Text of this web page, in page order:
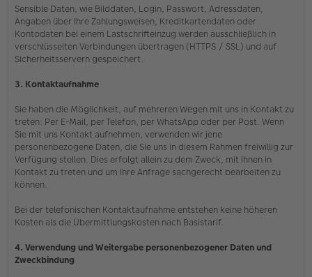
Sensible Daten, wie Bilddaten, Login, Passwort, Adressdaten,
Angaben über Ihre Zahlungsweisen, Kreditkartendaten oder
Kontodaten bei einem Lastschrifteinzug werden ausschließlich in
verschlüsselten Verbindungen übertragen (HTTPS / SSL) und auf
Sicherheitsservern gespeichert.
3. Kontaktaufnahme
Sie haben die Möglichkeit, auf mehreren Wegen mit uns in Kontakt zu
treten: Per E-Mail, per Telefon, per WhatsApp oder per Post. Wenn
Sie mit uns Kontakt aufnehmen, verwenden wir jene
personenbezogene Daten, die Sie uns in diesem Rahmen freiwillig zur
Verfügung stellen. Dies erfolgt allein zu dem Zweck, mit Ihnen in
Kontakt zu treten und um Ihre Anfrage sachgerecht bearbeiten zu
können.
Bei der telefonischen Kontaktaufnahme entstehen keine höheren
Kosten als die Übermittlungskosten nach Basistarif.
4. Verwendung und Weitergabe personenbezogener Daten und
Zweckbindung